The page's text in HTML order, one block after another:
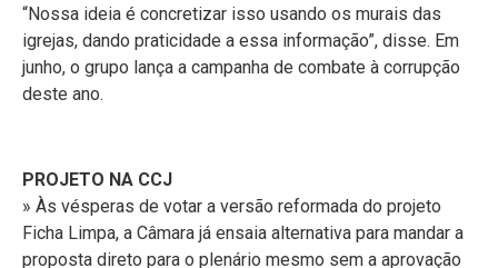
“Nossa ideia é concretizar isso usando os murais das
igrejas, dando praticidade a essa informação”, disse. Em
junho, o grupo lança a campanha de combate à corrupção
deste ano.
PROJETO NA CCJ
» Às vésperas de votar a versão reformada do projeto
Ficha Limpa, a Câmara já ensaia alternativa para mandar a
proposta direto para o plenário mesmo sem a aprovação